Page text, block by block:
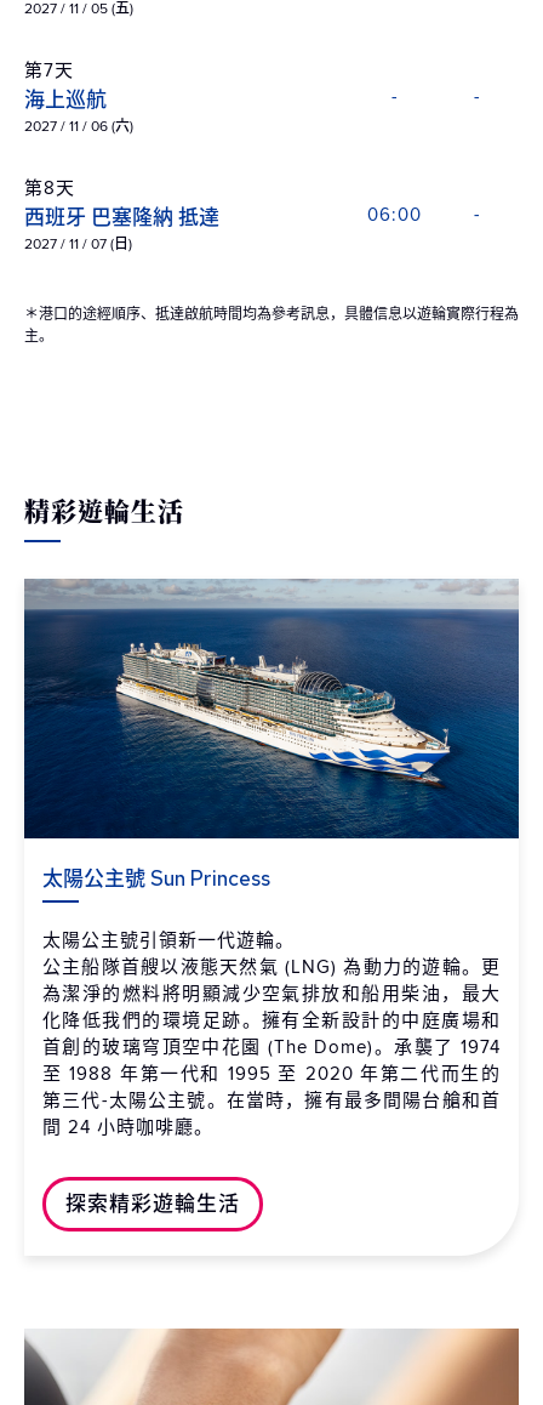
2027 / 11 / 05 (五)
第7天
海上巡航
2027 / 11 / 06 (六)
- -
第8天
西班牙 巴塞隆納 抵達
2027 / 11 / 07 (日)
06:00 -
＊港口的途經順序、抵達啟航時間均為參考訊息，具體信息以遊輪實際行程為
主。
精彩遊輪生活
太陽公主號 Sun Princess
太陽公主號引領新一代遊輪。
公主船隊首艘以液態天然氣 (LNG) 為動力的遊輪。更
為潔淨的燃料將明顯減少空氣排放和船用柴油，最大
化降低我們的環境足跡。擁有全新設計的中庭廣場和
首創的玻璃穹頂空中花園 (The Dome)。承襲了 1974
至 1988 年第一代和 1995 至 2020 年第二代而生的
第三代-太陽公主號。在當時，擁有最多間陽台艙和首
間 24 小時咖啡廳。
探索精彩遊輪生活